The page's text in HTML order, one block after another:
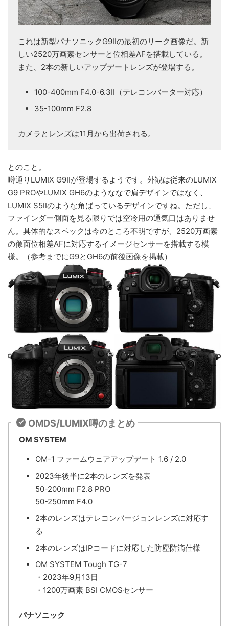
これは新型パナソニックG9IIの最初のリーク画像だ。新
しい2520万画素センサーと位相差AFを搭載している。
また、2本の新しいアップデートレンズが登場する。
100-400mm F4.0-6.3II（テレコンバーター対応）
35-100mm F2.8
カメラとレンズは11月から出荷される。
とのこと。
噂通りLUMIX G9IIが登場するようです。外観は従来のLUMIX
G9 PROやLUMIX GH6のようななで肩デザインではなく、
LUMIX S5IIのような角ばっているデザインですね。ただし、
ファインダー側面を見る限りでは空冷用の通気口はありませ
ん。具体的なスペックは今のところ不明ですが、2520万画素
の像面位相差AFに対応するイメージセンサーを搭載する模
様。（参考までにG9とGH6の前後画像を掲載）
OMDS/LUMIX噂のまとめ
OM SYSTEM
OM-1 ファームウェアアップデート 1.6 / 2.0
2023年後半に2本のレンズを発表
50-200mm F2.8 PRO
50-250mm F4.0
2本のレンズはテレコンバージョンレンズに対応す
る
2本のレンズはIPコードに対応した防塵防滴仕様
OM SYSTEM Tough TG-7
・2023年9月13日
・1200万画素 BSI CMOSセンサー
パナソニック